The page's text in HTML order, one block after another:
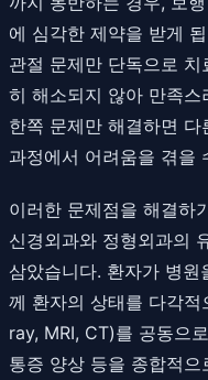
에 심각한 제약을 받게
관절 문제만 단독으로
히 해소되지 않아 만족
한쪽 문제만 해결하면
과정에서 어려움을 겪을
이러한 문제점을 해결하
신경외과와 정형외과의
삼았습니다. 환자가 병
께 환자의 상태를 다각
ray, MRI, CT)를 공동으
통증 양상 등을 종합적